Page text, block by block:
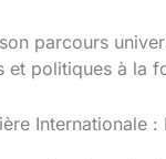
parcours
et politiques à la
Internationale